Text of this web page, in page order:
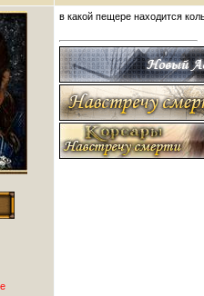
в какой пещере находится